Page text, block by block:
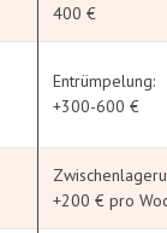
400 €
Entrümpelung:
+300-600 €
+200 € pro